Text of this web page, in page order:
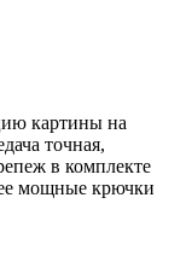
картины на
точная,
в комплекте
мощные крючки